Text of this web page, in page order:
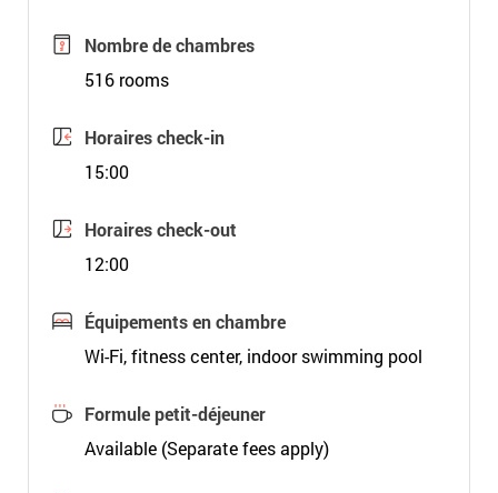
Nombre de chambres
516 rooms
Horaires check-in
15:00
Horaires check-out
12:00
Équipements en chambre
Wi-Fi, fitness center, indoor swimming pool
Formule petit-déjeuner
Available (Separate fees apply)